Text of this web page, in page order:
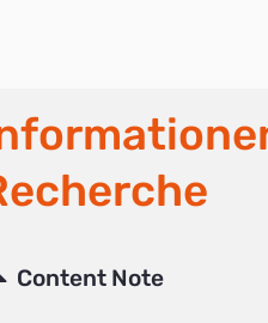
Content Note